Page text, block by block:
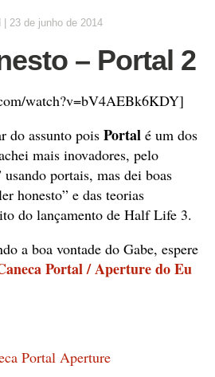
23 de junho de 2014
– Portal 2
watch?v=bV4AEBk6KDY]
do assunto pois Portal é um dos
mais inovadores, pelo
portais, mas dei boas
honesto” e das teorias
do lançamento de Half Life 3.
a boa vontade do Gabe, espere
Portal / Aperture do Eu